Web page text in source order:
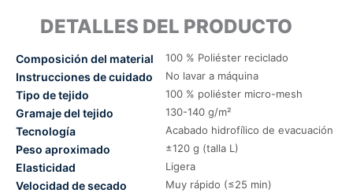
DETALLES DEL PRODUCTO
Composición del material 100 % Poliéster reciclado
Instrucciones de cuidado No lavar a máquina
Tipo de tejido 100 % poliéster micro-mesh
Gramaje del tejido 130-140 g/m²
Tecnología Acabado hidrofílico de evacuación
Peso aproximado ±120 g (talla L)
Elasticidad Ligera
Velocidad de secado Muy rápido (≤25 min)